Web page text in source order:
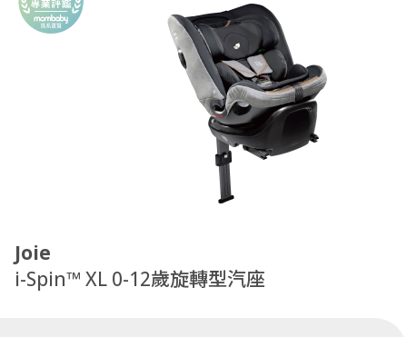
爸媽評鑑團
Joie
i-Spin™ XL 0-12歲旋轉型汽座